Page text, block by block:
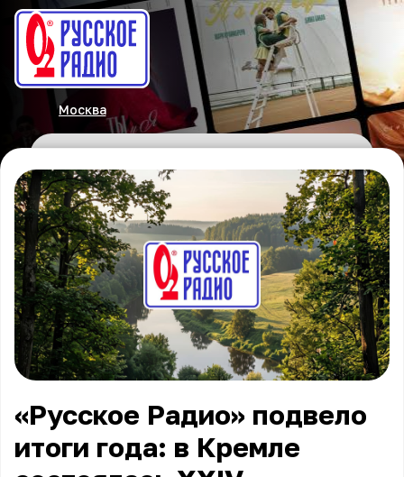
Москва
«Русское Радио» подвело
итоги года: в Кремле